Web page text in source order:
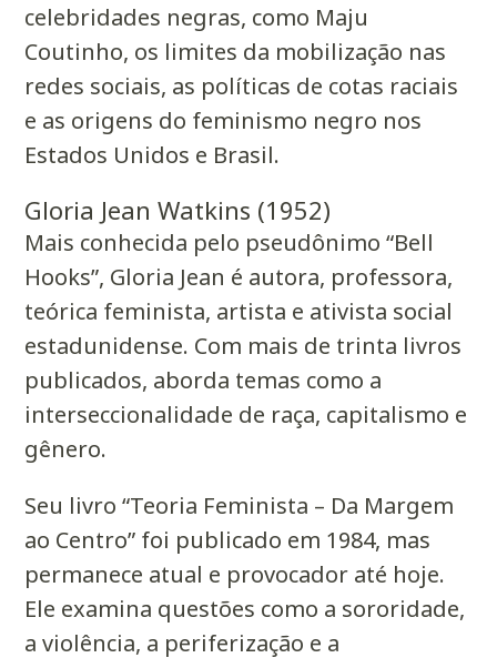
celebridades negras, como Maju
Coutinho, os limites da mobilização nas
redes sociais, as políticas de cotas raciais
e as origens do feminismo negro nos
Estados Unidos e Brasil.
Gloria Jean Watkins (1952)
Mais conhecida pelo pseudônimo “Bell
Hooks”, Gloria Jean é autora, professora,
teórica feminista, artista e ativista social
estadunidense. Com mais de trinta livros
publicados, aborda temas como a
interseccionalidade de raça, capitalismo e
gênero.
Seu livro “Teoria Feminista – Da Margem
ao Centro” foi publicado em 1984, mas
permanece atual e provocador até hoje.
Ele examina questões como a sororidade,
a violência, a periferização e a